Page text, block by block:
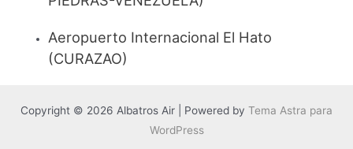
Aeropuerto Internacional El Hato
(CURAZAO)
Copyright © 2026 Albatros Air | Powered by Tema Astra para
WordPress